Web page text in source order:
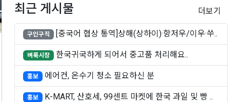
최근 게시물 더보기
구인구직 [중국어 협상 통역]상해(상하이)·항저우/이우·쑤..
벼룩시장 한국귀국하게 되어서 중고품 처리해요..
홍보 에어컨, 온수기 청소 필요하신 분
홍보 K-MART, 산호세, 99센트 마켓에 한국 과일 및 빵 ..